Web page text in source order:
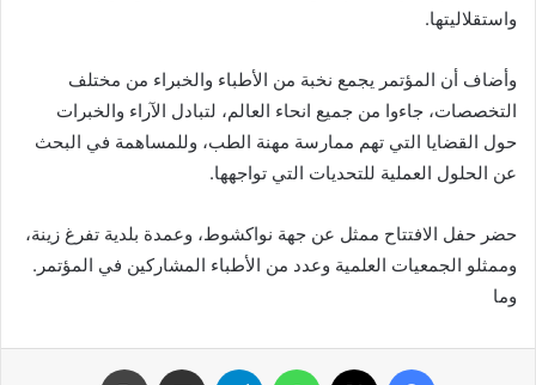
واستقلاليتها.
وأضاف أن المؤتمر يجمع نخبة من الأطباء والخبراء من مختلف
التخصصات، جاءوا من جميع انحاء العالم، لتبادل الآراء والخبرات
حول القضايا التي تهم ممارسة مهنة الطب، وللمساهمة في البحث
عن الحلول العملية للتحديات التي تواجهها.
حضر حفل الافتتاح ممثل عن جهة نواكشوط، وعمدة بلدية تفرغ زينة،
وممثلو الجمعيات العلمية وعدد من الأطباء المشاركين في المؤتمر.
وما
فيسبوك واتساب تيلقرام مشاركة عبر البريد